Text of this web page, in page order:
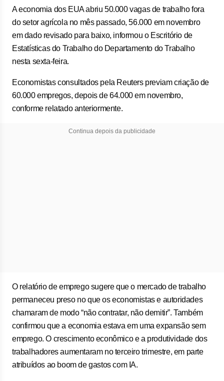
A economia dos EUA abriu 50.000 vagas de trabalho fora
do setor agrícola no mês passado, 56.000 em novembro
em dado revisado para baixo, informou o Escritório de
Estatísticas do Trabalho do Departamento do Trabalho
nesta sexta-feira.
Economistas consultados pela Reuters previam criação de
60.000 empregos, depois de 64.000 em novembro,
conforme relatado anteriormente.
Continua depois da publicidade
O relatório de emprego sugere que o mercado de trabalho
permaneceu preso no que os economistas e autoridades
chamaram de modo “não contratar, não demitir”. Também
confirmou que a economia estava em uma expansão sem
emprego. O crescimento econômico e a produtividade dos
trabalhadores aumentaram no terceiro trimestre, em parte
atribuídos ao boom de gastos com IA.